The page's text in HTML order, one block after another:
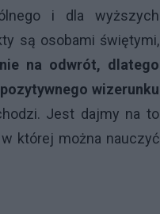
i dla wyższych
są osobami świętymi,
na odwrót, dlatego
wizerunku
Jest dajmy na to
której można nauczyć